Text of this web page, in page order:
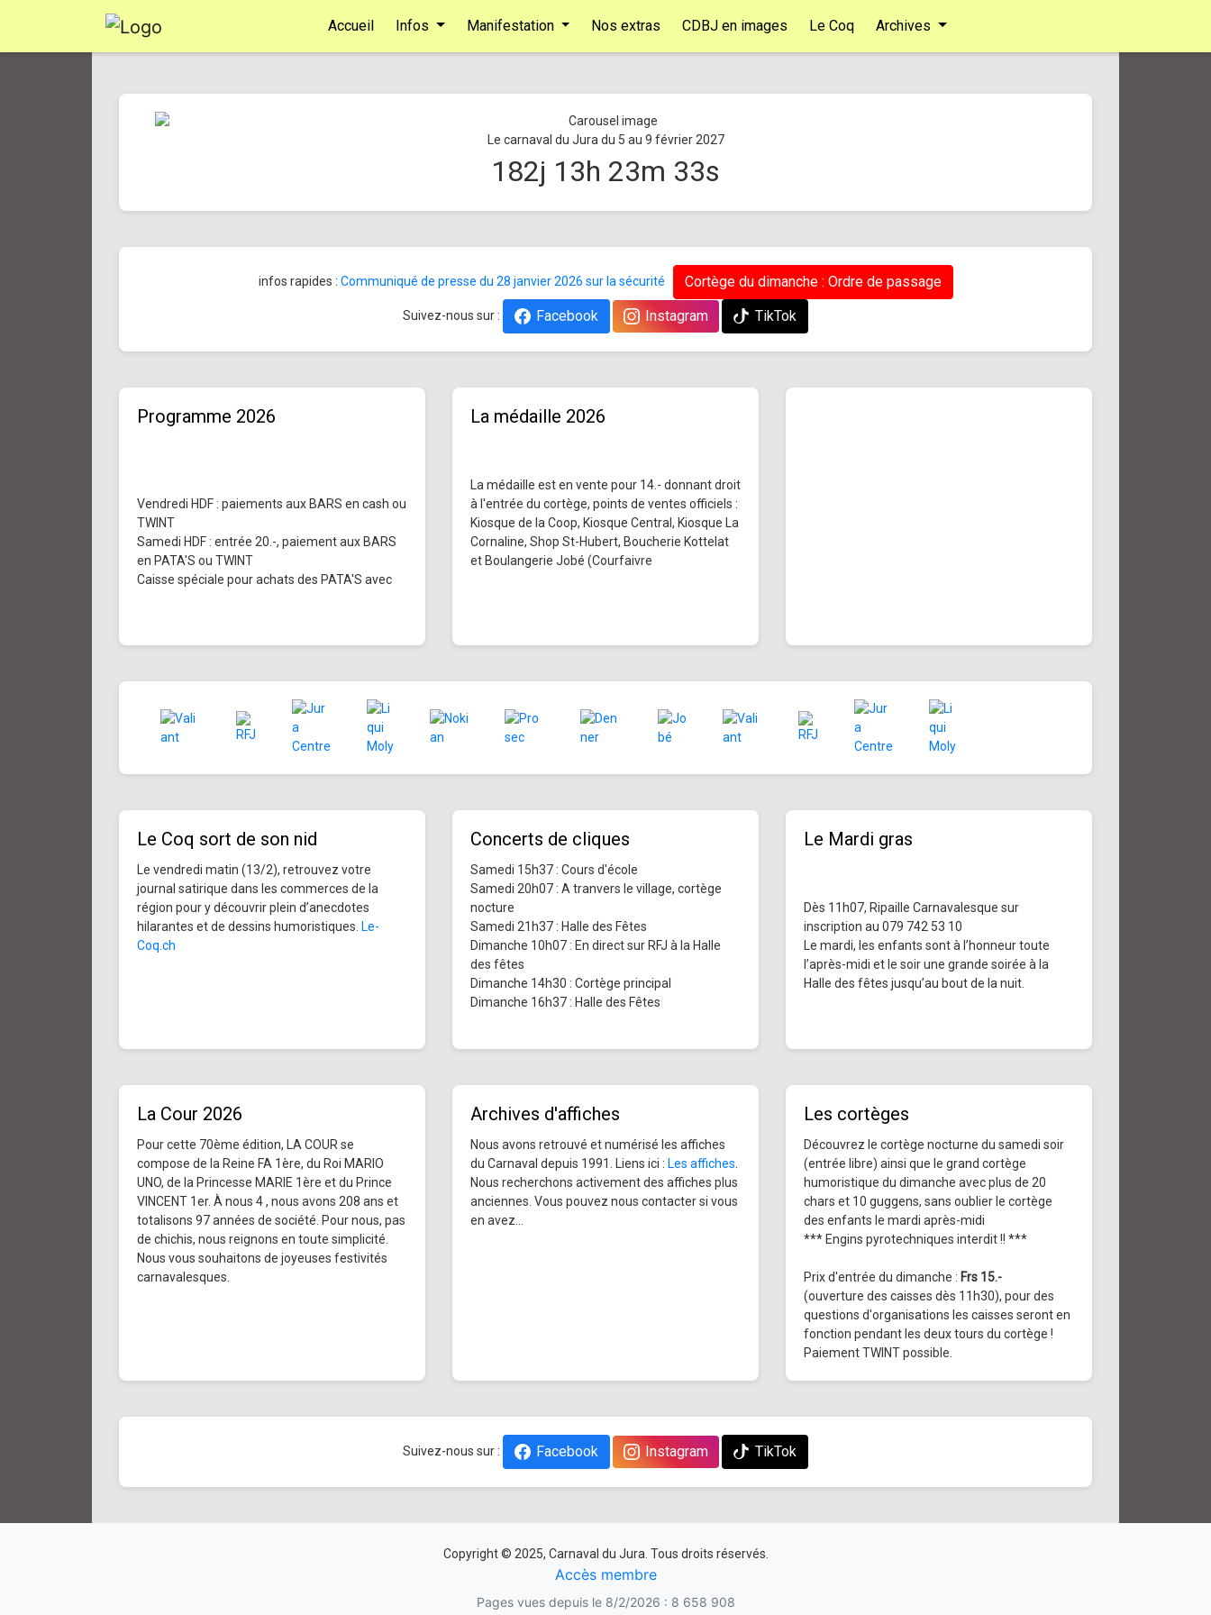
Accueil Infos Manifestation Nos extras CDBJ en images Le Coq Archives
Le carnaval du Jura du 5 au 9 février 2027
182j 13h 23m 33s
infos rapides : Communiqué de presse du 28 janvier 2026 sur la sécurité Cortège du dimanche : Ordre de passage
Suivez-nous sur : Facebook Instagram TikTok
Programme 2026
Vendredi HDF : paiements aux BARS en cash ou
TWINT
Samedi HDF : entrée 20.-, paiement aux BARS
en PATA'S ou TWINT
Caisse spéciale pour achats des PATA'S avec
La médaille 2026
La médaille est en vente pour 14.- donnant droit
à l'entrée du cortège, points de ventes officiels :
Kiosque de la Coop, Kiosque Central, Kiosque La
Cornaline, Shop St-Hubert, Boucherie Kottelat
et Boulangerie Jobé (Courfaivre
Le Coq sort de son nid
Le vendredi matin (13/2), retrouvez votre
journal satirique dans les commerces de la
région pour y découvrir plein d’anecdotes
hilarantes et de dessins humoristiques. Le-
Coq.ch
Concerts de cliques
Samedi 15h37 : Cours d'école
Samedi 20h07 : A tranvers le village, cortège
nocture
Samedi 21h37 : Halle des Fêtes
Dimanche 10h07 : En direct sur RFJ à la Halle
des fêtes
Dimanche 14h30 : Cortège principal
Dimanche 16h37 : Halle des Fêtes
Le Mardi gras
Dès 11h07, Ripaille Carnavalesque sur
inscription au 079 742 53 10
Le mardi, les enfants sont à l’honneur toute
l’après-midi et le soir une grande soirée à la
Halle des fêtes jusqu’au bout de la nuit.
La Cour 2026
Pour cette 70ème édition, LA COUR se
compose de la Reine FA 1ère, du Roi MARIO
UNO, de la Princesse MARIE 1ère et du Prince
VINCENT 1er. À nous 4 , nous avons 208 ans et
totalisons 97 années de société. Pour nous, pas
de chichis, nous reignons en toute simplicité.
Nous vous souhaitons de joyeuses festivités
carnavalesques.
Archives d'affiches
Nous avons retrouvé et numérisé les affiches
du Carnaval depuis 1991. Liens ici : Les affiches
Nous recherchons activement des affiches plus
anciennes. Vous pouvez nous contacter si vous
en avez...
Les cortèges
Découvrez le cortège nocturne du samedi soir
(entrée libre) ainsi que le grand cortège
humoristique du dimanche avec plus de 20
chars et 10 guggens, sans oublier le cortège
des enfants le mardi après-midi
*** Engins pyrotechniques interdit !! ***
Prix d'entrée du dimanche : Frs 15.-
(ouverture des caisses dès 11h30), pour des
questions d'organisations les caisses seront en
fonction pendant les deux tours du cortège !
Paiement TWINT possible.
Suivez-nous sur : Facebook Instagram TikTok
Copyright © 2025, Carnaval du Jura. Tous droits réservés.
Accès membre
Pages vues depuis le 8/2/2026 : 8 658 908